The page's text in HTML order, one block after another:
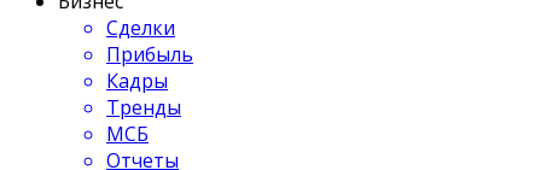
Сделки
Прибыль
Кадры
Тренды
МСБ
Отчеты